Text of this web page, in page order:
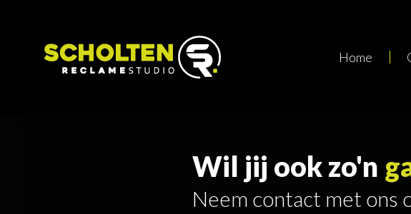
Home
Wil jij ook zo'n
Neem contact met ons